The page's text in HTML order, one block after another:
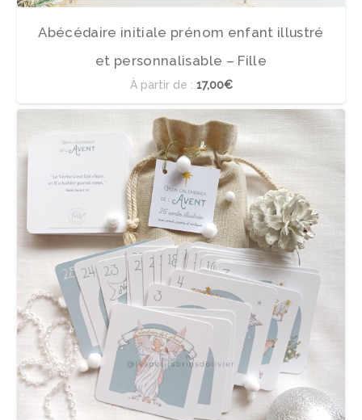
Abécédaire initiale prénom enfant illustré
et personnalisable – Fille
À partir de : 17,00€